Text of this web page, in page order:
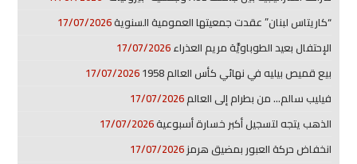
“كاريتاس لبنان” عقدت جمعيتها العمومية السنوية17/07/2026
الإحتفال بعيد الطوباويَّة مريم العذراء17/07/2026
بيع قميص بيليه في نهائي كأس العالم 1958
17/07/2026
فيليب سالم… من بطرام إلى العالم17/07/2026
الذهب يتجه لتسجيل أكبر خسارة أسبوعية17/07/2026
انخفاض حركة العبور بمضيق هرمز17/07/2026